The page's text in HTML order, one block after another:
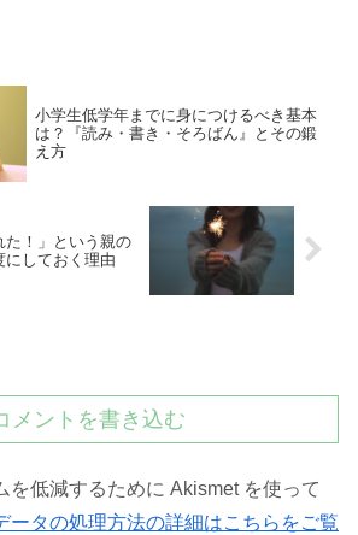
小学生低学年までに身につけるべき基本
は？『読み・書き・そろばん』とその鍛
え方
た！」という親の
にしておく理由
メントを書き込む
を低減するために Akismet を使って
ータの処理方法の詳細はこちらをご覧